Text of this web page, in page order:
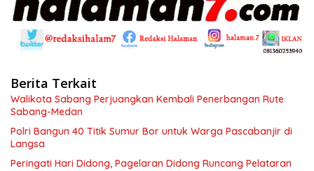
Berita Terkait
Walikota Sabang Perjuangkan Kembali Penerbangan Rute
Sabang-Medan
Polri Bangun 40 Titik Sumur Bor untuk Warga Pascabanjir di
Langsa
Peringati Hari Didong, Pagelaran Didong Runcang Pelataran